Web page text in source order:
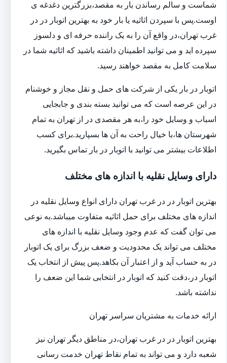
شماست و سالم رساندن بار به مقصد،بزرگترین دغدغه ی
اوست.پس با سپردن اثاثیه یا بار خود به بهترین اتوبار در در
غرب تهران،در واقع آن را به یک راننده حرفه ای و دلسوز
سپرده اید و می توانید اطمینان داشته باشید که اثاثیه شما در
سلامت کامل به مقصد خواهند رسید.
اتوبار در بار یکی از شرکت های حمل و نقل مجاز و خوشنام
در این عرصه است که می توانید بسته بندی و جابجایی
اسباب و وسایل خود را،به هر مقصدی در از تهران به تمام
شهرستان ها،با خیال راحت به آن ها بسپارید.برای کسب
اطلاعات بیشتر می توانید با اتوبار در بار تماس بگیرید.
دارای وسایل نقلیه با اندازه های مختلف
بهترین اتوبار در در غرب تهران دارای انواع وسایل نقلیه در
اندازه های مختلف برای حمل اثاثیه متفاوت می‎باشد.به نوعی
می توان گفت که عدم وجود وسایل نقلیه با اندازه های
مختلف می تواند یک محدودیت و ضعف بزرگ برای یک اتوبار
در به حساب آید و از اعتبار آن بکاهد.پس پیش از انتخاب یک
اتوبار در،دقت کنید که اتوبار در انتخابی شما این ضعف را
نداشته باشد.
ارائه خدمات به مشتریان سراسر تهران
بهترین اتوبار در در غرب تهران،در مناطق دیگر تهران نیز
شعبه دارد و می تواند به تمام نقاط تهران خدمت رسانی